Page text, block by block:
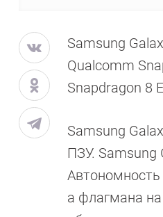
Samsung
Qualcomm
Snapdragon 8
Samsung
ПЗУ. Samsung
а флагмана